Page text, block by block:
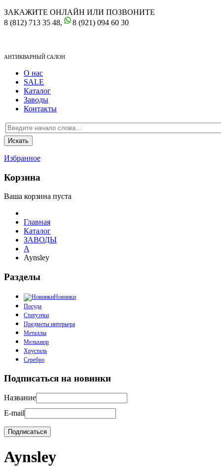
ЗАКАЖИТЕ ОНЛАЙН ИЛИ ПОЗВОНИТЕ
8 (812) 713 35 48,
8 (921) 094 60 30
АНТИКВАРНЫЙ САЛОН
О нас
SALE
Каталог
Заводы
Контакты
Избранное
Корзина
Ваша корзина пуста
Главная
Каталог
ЗАВОДЫ
A
Aynsley
Разделы
Новинки
Посуда
Статуэтки
Предметы интерьера
Металлы
Мельхиор
Хрусталь
Серебро
Подписаться на новинки
Название
E-mail
Aynsley